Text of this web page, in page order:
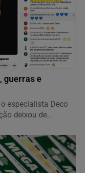
guerras e
especialista Deco
deixou de...